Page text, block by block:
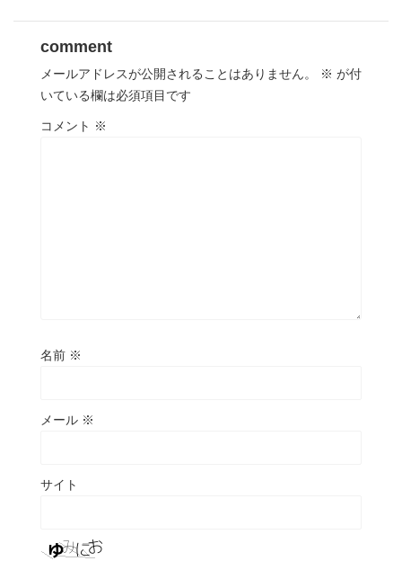
comment
メールアドレスが公開されることはありません。 ※ が付
いている欄は必須項目です
コメント ※
名前 ※
メール ※
サイト